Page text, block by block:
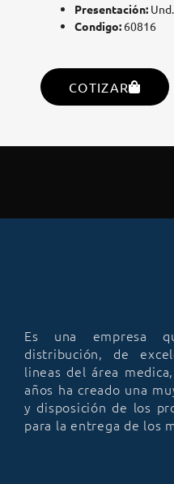
Presentación: Und.
Condigo: 60816
COTIZAR
Es una empresa
distribución, de
lineas del área
años ha creado una
y disposición de los
para la entrega de los